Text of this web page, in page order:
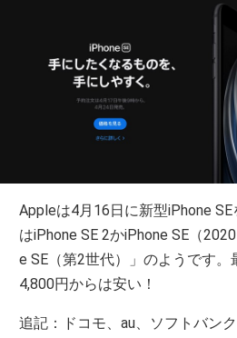
Appleは4月16日に新型iPhone
はiPhone SE 2かiPhone SE（
e SE（第2世代）」のようです。
4,800円からは安い！
追記：ドコモ、au、ソフトバン